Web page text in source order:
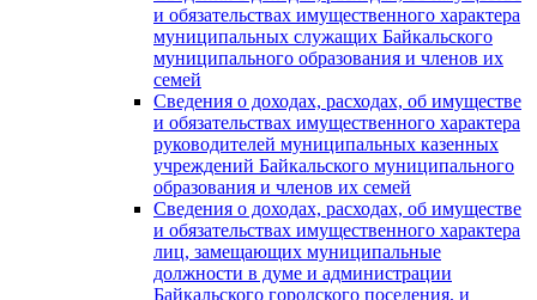
и обязательствах имущественного характера
муниципальных служащих Байкальского
муниципального образования и членов их
семей
Сведения о доходах, расходах, об имуществе
и обязательствах имущественного характера
руководителей муниципальных казенных
учреждений Байкальского муниципального
образования и членов их семей
Сведения о доходах, расходах, об имуществе
и обязательствах имущественного характера
лиц, замещающих муниципальные
должности в думе и администрации
Байкальского городского поселения, и